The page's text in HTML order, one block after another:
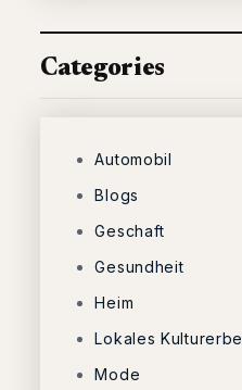
Categories
Automobil
Blogs
Geschaft
Gesundheit
Heim
Lokales Kulturerbe
Mode